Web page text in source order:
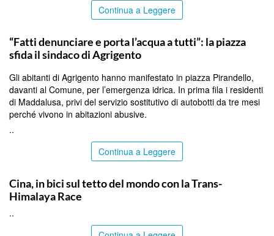
Continua a Leggere
“Fatti denunciare e porta l’acqua a tutti”: la piazza
sfida il sindaco di Agrigento
Gli abitanti di Agrigento hanno manifestato in piazza Pirandello,
davanti al Comune, per l’emergenza idrica. In prima fila i residenti
di Maddalusa, privi del servizio sostitutivo di autobotti da tre mesi
perché vivono in abitazioni abusive.
..
Continua a Leggere
Cina, in bici sul tetto del mondo con la Trans-
Himalaya Race
..